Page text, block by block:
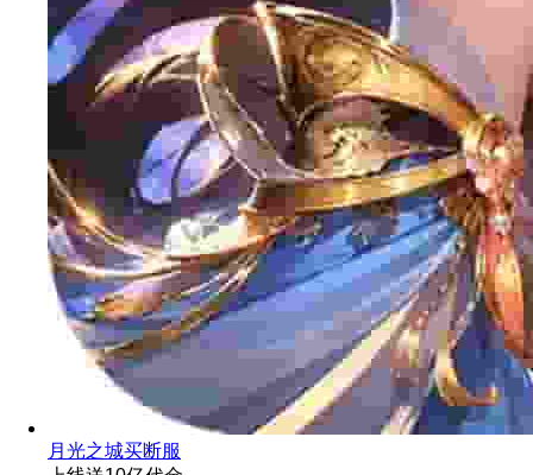
月光之城买断服